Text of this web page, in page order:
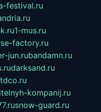
festival.ru
1-mus.ru
factory.ru
jun.rubandamn.ru
darksand.ru
kompanij.ru
snow-guard.ru